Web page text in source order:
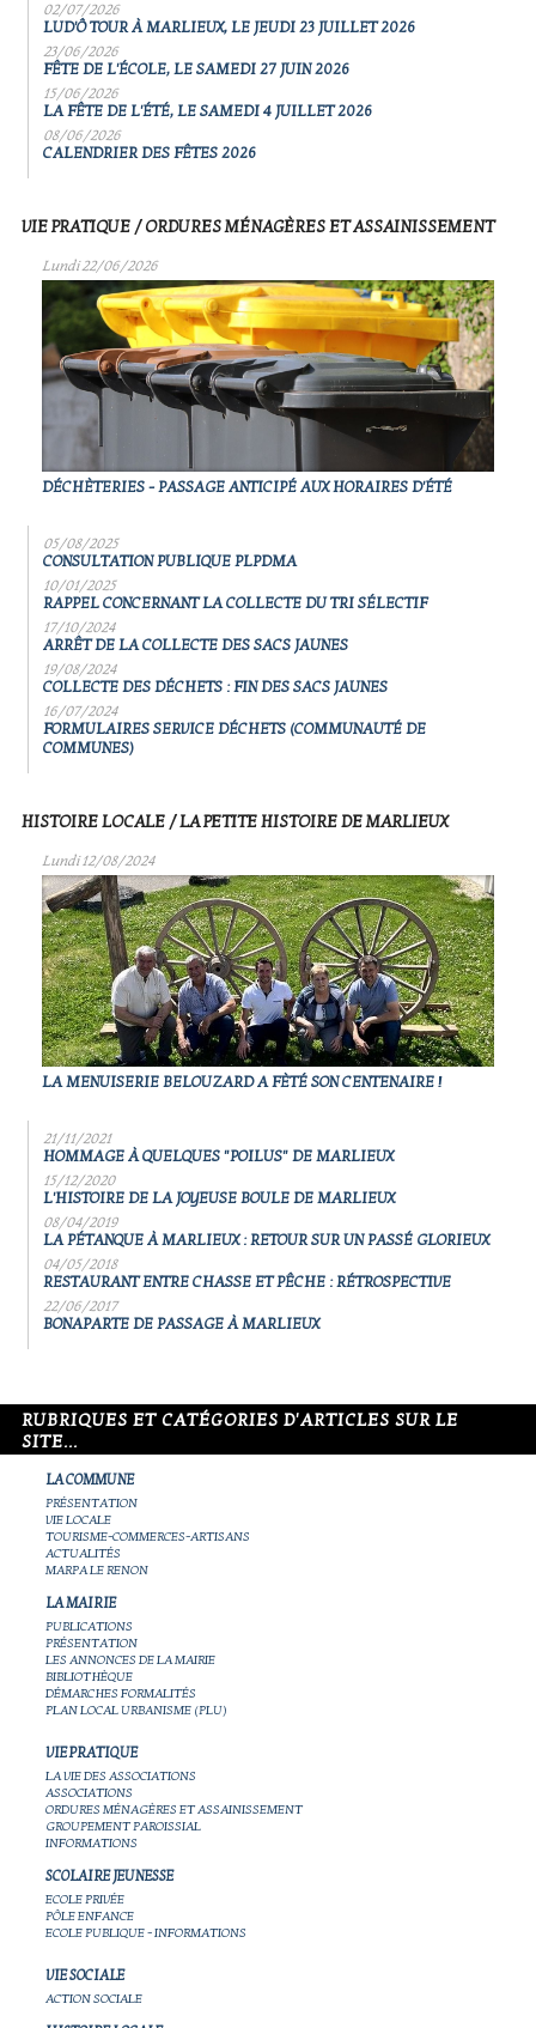
02/07/2026
LUD'Ô TOUR À MARLIEUX, LE JEUDI 23 JUILLET 2026
23/06/2026
FÊTE DE L'ÉCOLE, LE SAMEDI 27 JUIN 2026
15/06/2026
LA FÊTE DE L'ÉTÉ, LE SAMEDI 4 JUILLET 2026
08/06/2026
CALENDRIER DES FÊTES 2026
VIE PRATIQUE / ORDURES MÉNAGÈRES ET ASSAINISSEMENT
Lundi 22/06/2026
DÉCHÈTERIES - PASSAGE ANTICIPÉ AUX HORAIRES D'ÉTÉ
05/08/2025
CONSULTATION PUBLIQUE PLPDMA
10/01/2025
RAPPEL CONCERNANT LA COLLECTE DU TRI SÉLECTIF
17/10/2024
ARRÊT DE LA COLLECTE DES SACS JAUNES
19/08/2024
COLLECTE DES DÉCHETS : FIN DES SACS JAUNES
16/07/2024
FORMULAIRES SERVICE DÉCHETS (COMMUNAUTÉ DE
COMMUNES)
HISTOIRE LOCALE / LA PETITE HISTOIRE DE MARLIEUX
Lundi 12/08/2024
LA MENUISERIE BELOUZARD A FÈTÉ SON CENTENAIRE !
21/11/2021
HOMMAGE À QUELQUES "POILUS" DE MARLIEUX
15/12/2020
L'HISTOIRE DE LA JOYEUSE BOULE DE MARLIEUX
08/04/2019
LA PÉTANQUE À MARLIEUX : RETOUR SUR UN PASSÉ GLORIEUX
04/05/2018
RESTAURANT ENTRE CHASSE ET PÊCHE : RÉTROSPECTIVE
22/06/2017
BONAPARTE DE PASSAGE À MARLIEUX
RUBRIQUES ET CATÉGORIES D'ARTICLES SUR LE
SITE...
LA COMMUNE
PRÉSENTATION
VIE LOCALE
TOURISME-COMMERCES-ARTISANS
ACTUALITÉS
MARPA LE RENON
LA MAIRIE
PUBLICATIONS
PRÉSENTATION
LES ANNONCES DE LA MAIRIE
BIBLIOTHÈQUE
DÉMARCHES FORMALITÉS
PLAN LOCAL URBANISME (PLU)
VIE PRATIQUE
LA VIE DES ASSOCIATIONS
ASSOCIATIONS
ORDURES MÉNAGÈRES ET ASSAINISSEMENT
GROUPEMENT PAROISSIAL
INFORMATIONS
SCOLAIRE JEUNESSE
ECOLE PRIVÉE
PÔLE ENFANCE
ECOLE PUBLIQUE - INFORMATIONS
VIE SOCIALE
ACTION SOCIALE